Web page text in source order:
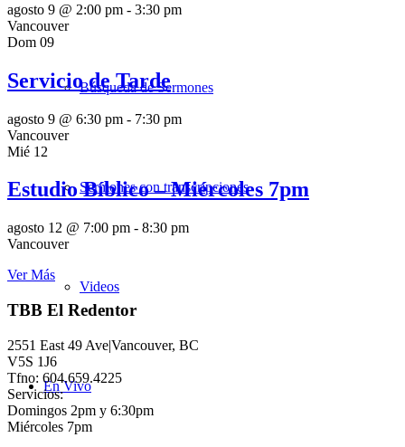
Búsqueda de Sermones
Sermones con transcripciones
Videos
En Vivo
agosto 9 @ 2:00 pm - 3:30 pm
Vancouver
Dom 09
Servicio de Tarde
agosto 9 @ 6:30 pm - 7:30 pm
Vancouver
Mié 12
Estudio Bíblico – Miércoles 7pm
agosto 12 @ 7:00 pm - 8:30 pm
Vancouver
Ver Más
TBB El Redentor
2551 East 49 Ave|Vancouver, BC
V5S 1J6
Tfno: 604.659.4225
Servicios:
Domingos 2pm y 6:30pm
Miércoles 7pm